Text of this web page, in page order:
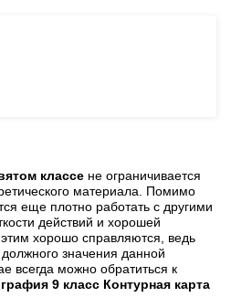
классе не ограничивается
материала. Помимо
еще плотно работать с другими
действий и хорошей
хорошо справляются, ведь
значения данной
всегда можно обратиться к
9 класс Контурная карта